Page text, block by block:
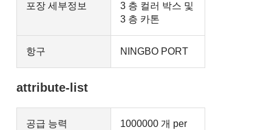
포장 세부정보
3 층 컬러 박스 및
3 층 카톤
항구 NINGBO PORT
attribute-list
공급 능력
1000000 개 per